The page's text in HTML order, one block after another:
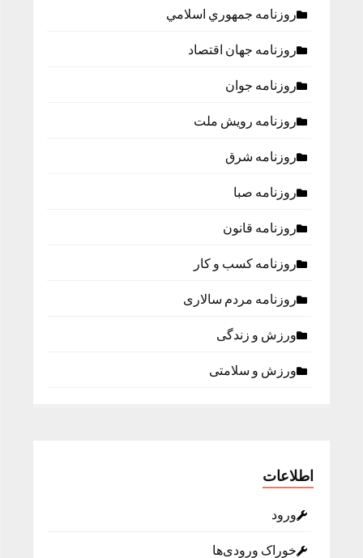
روزنامه جمهوري اسلامي
روزنامه جهان اقتصاد
روزنامه جوان
روزنامه رویش ملت
روزنامه شرق
روزنامه صبا
روزنامه قانون
روزنامه كسب و كار
روزنامه مردم سالاری
ورزش و زندگی
ورزش و سلامتی
اطلاعات
ورود
خوراک ورودی‌ها